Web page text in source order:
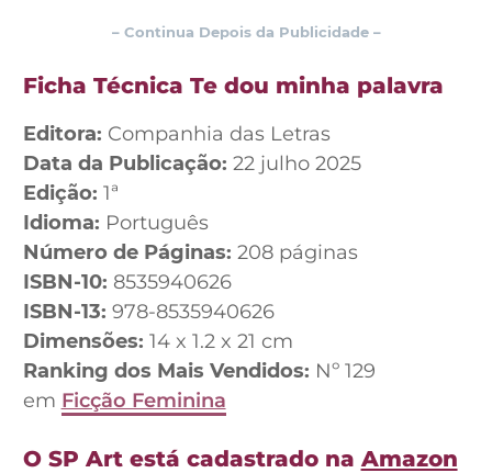
– Continua Depois da Publicidade –
Ficha Técnica Te dou minha palavra
Editora: ‎Companhia das Letras
Data da Publicação: ‎22 julho 2025
Edição: ‎1ª
Idioma: ‎Português
Número de Páginas: ‎208 páginas
ISBN-10: ‎8535940626
ISBN-13: ‎978-8535940626
Dimensões: 14 x 1.2 x 21 cm
Ranking dos Mais Vendidos: Nº 129
em Ficção Feminina
O SP Art está cadastrado na Amazon